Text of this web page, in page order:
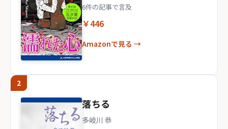
6件の記事で言及
￥446
Amazonで見る →
2
落ちる
多岐川 恭